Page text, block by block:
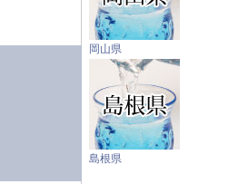
岡山県
島根県